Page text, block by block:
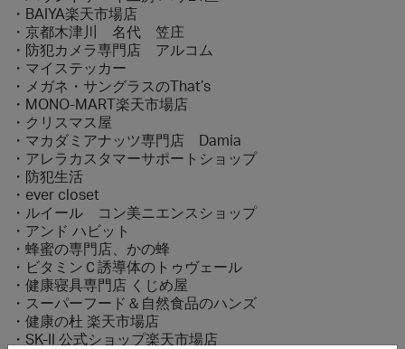
・BAIYA楽天市場店
・京都木津川 名代 笠庄
・防犯カメラ専門店 アルコム
・マイステッカー
・メガネ・サングラスのThat’s
・MONO-MART楽天市場店
・クリスマス屋
・マカダミアナッツ専門店 Damia
・アレラカスタマーサポートショップ
・防犯生活
・ever closet
・ルイール コン美ニエンスショップ
・アンド ハビット
・蜂蜜の専門店、かの蜂
・ビタミンＣ誘導体のトゥヴェール
・健康寝具専門店 くじめ屋
・スーパーフード＆自然食品のハンズ
・健康の杜 楽天市場店
・SK-II 公式ショップ楽天市場店